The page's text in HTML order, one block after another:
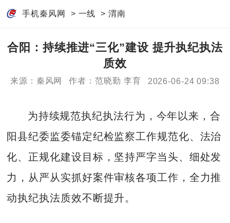
手机秦风网 > 一线 > 渭南
合阳：持续推进“三化”建设 提升执纪执法
质效
来源：秦风网 作者：范晓勤 李育 2026-06-24 09:38
为持续规范执纪执法行为，今年以来，合
阳县纪委监委锚定纪检监察工作规范化、法治
化、正规化建设目标，坚持严字当头、细处发
力，从严从实抓好案件审核各项工作，全力推
动执纪执法质效不断提升。